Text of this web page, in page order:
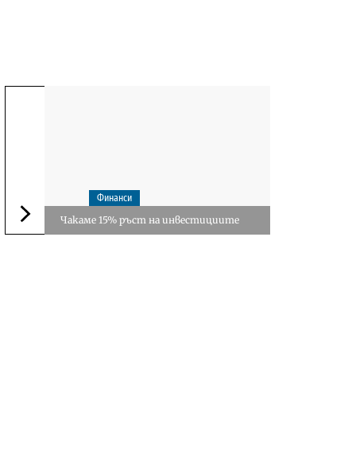
Следваща новина
Финанси
Чакаме 15% ръст на инвестициите